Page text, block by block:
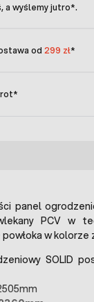
a wyślemy jutro*.
od 299 zł*
panel
PCV w
w kolorze
SOLID